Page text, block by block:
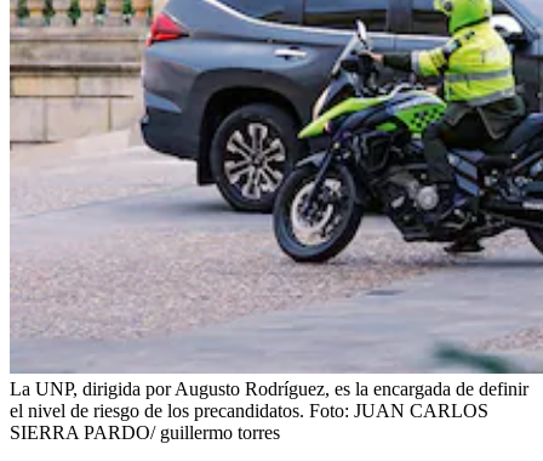
La UNP, dirigida por Augusto Rodríguez, es la encargada de definir
el nivel de riesgo de los precandidatos. Foto: JUAN CARLOS
SIERRA PARDO/ guillermo torres